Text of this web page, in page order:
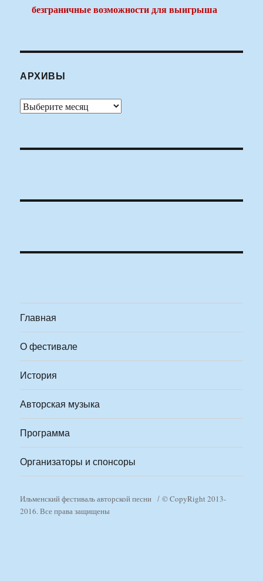
безграничные возможности для выигрыша
АРХИВЫ
Архивы
Главная
О фестивале
История
Авторская музыка
Программа
Организаторы и спонсоры
Ильменский фестиваль авторской песни
© CopyRight 2013-
2016. Все права защищены